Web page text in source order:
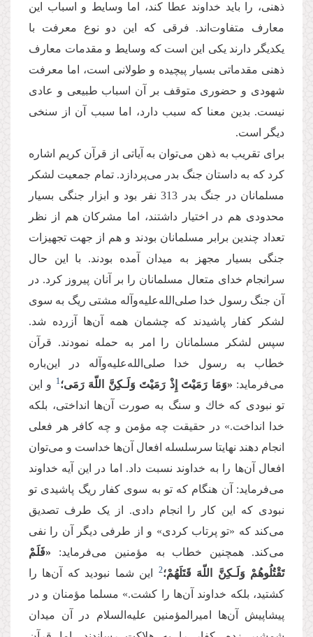
ذهنی، را باید خداوند عطا کند، اما وسایط و اسباب این
معارف متفاوت‌اند. فرقی که این دو نوع معرفت با
یکدیگر دارند یکی این است که وسایط و مقدمات معارف
ذهنی مقدماتی بسیار پیچیده و طولانی است، اما معرفت
شهودی و حضوری متوقف بر آن اسباب طبیعی و عادی
نیست. بدین معنا که سبب دارد، اما سبب آن از سنخی
دیگر است.
برای تقریب به ذهن می‌توان به آیاتی از قرآن کریم اشاره
کرد که به داستان جنگ بدر می‌پردازد. تمام جمعیت لشکر
مسلمانان در جنگ بدر 313 نفر بود و ابزار جنگی بسیار
محدودی هم در اختیار داشتند، اما مشرکان هم از نظر
تعداد چندین برابر مسلمانان بودند و هم از جهت تجهیزات
جنگی بسیار مجهز به میدان آمده بودند. با این حال
سرانجام خدای متعال مسلمانان را بر آنان پیروز کرد. در
آن جنگ رسول خدا صلی‌الله‌علیه‌وآله مشتی ریگ به سوی
لشکر کفار پاشیدند که چشمان همه آن‌ها آزرده شد.
سپس لشکر مسلمانان را امر به حمله نمودند. قرآن
خطاب به رسول خدا صلی‌الله‌علیه‌وآله در این‌باره
می‌فرماید: «وَمَا رَمَیْتَ إِذْ رَمَیْتَ وَلَـكِنَّ اللّهَ رَمَى؛1 و این
تو نبودى كه خاك و سنگ به صورت آن‌ها انداختى، بلكه
خدا انداخت.» در حقیقت چه مؤمن و چه کافر هر فعلی
انجام دهند نهایتا سرسلسله افعال آن‌ها خداست و می‌توان
افعال آن‌ها را به خداوند نسبت داد. اما در این آیه خداوند
می‌فرماید: آن هنگام که تو به سوی کفار ریگ پاشیدی تو
نبودی که این کار را انجام دادی. از یک طرف تصدیق
می‌کند که «تو پرتاب کردی» و از طرفی دیگر آن را نفی
می‌کند. همچنین خطاب به مؤمنین می‌فرماید: «فَلَمْ
تَقْتُلُوهُمْ وَلَـكِنَّ اللّهَ قَتَلَهُمْ؛2
این شما نبودید كه آن‌ها را
كشتید، بلكه خداوند آن‌ها را كشت.» مسلما مؤمنان و در
پیشاپیش آن‌ها امیرالمؤمنین علیه‌السلام در آن میدان